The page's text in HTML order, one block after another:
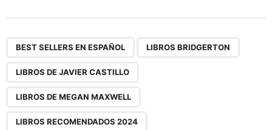
BEST SELLERS EN ESPAÑOL LIBROS BRIDGERTON
LIBROS DE JAVIER CASTILLO
LIBROS DE MEGAN MAXWELL
LIBROS RECOMENDADOS 2024